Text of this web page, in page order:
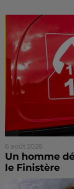
6 août 2026
Un homme
le Finistère